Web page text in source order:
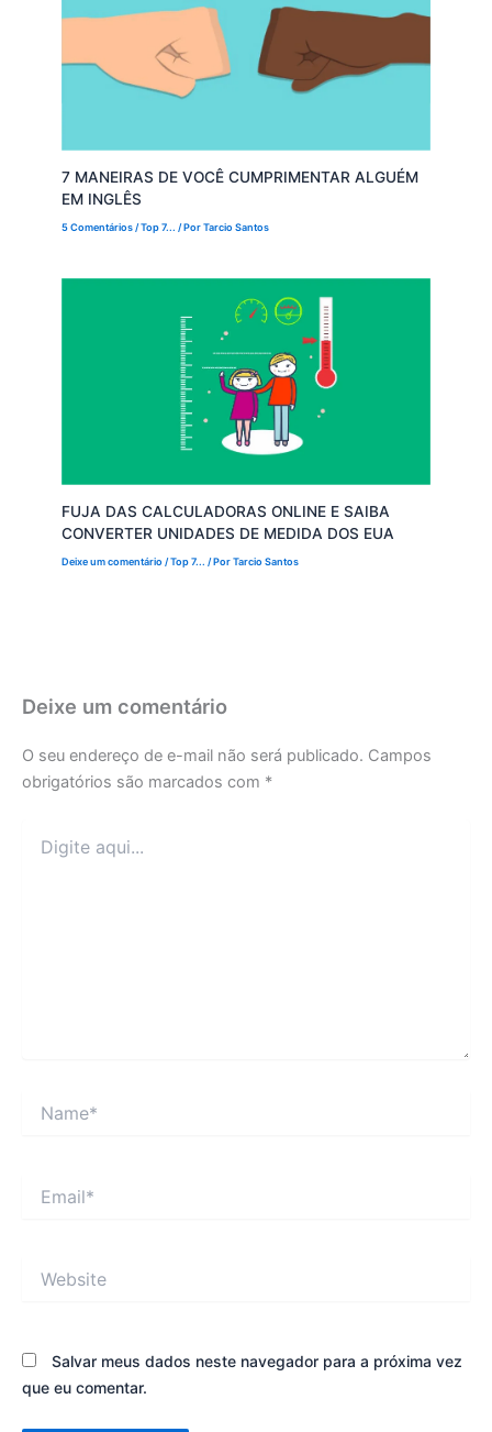
7 MANEIRAS DE VOCÊ CUMPRIMENTAR ALGUÉM
EM INGLÊS
5 Comentários /Top 7... / PorTarcio Santos
FUJA DAS CALCULADORAS ONLINE E SAIBA
CONVERTER UNIDADES DE MEDIDA DOS EUA
Deixe um comentário /Top 7... / PorTarcio Santos
Deixe um comentário
O seu endereço de e-mail não será publicado. Campos
obrigatórios são marcados com *
aqui...
Salvar meus dados neste navegador para a próxima vez
que eu comentar.